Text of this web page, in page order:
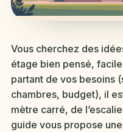
Vous cherchez des
étage bien pensé,
partant de vos besoins
chambres, budget), il
mètre carré, de
guide vous propose